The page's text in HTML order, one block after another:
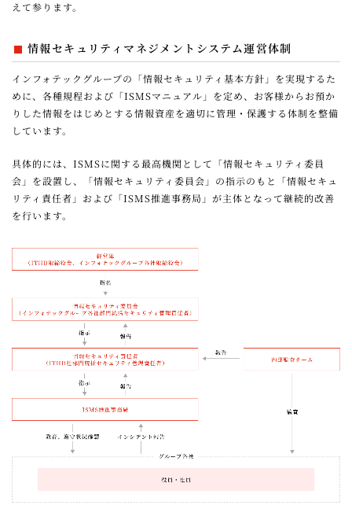
えて参ります。
情報セキュリティマネジメントシステム運営体制
インフォテックグループの「情報セキュリティ基本方針」を実現するた
めに、各種規程および「ISMSマニュアル」を定め、お客様からお預か
りした情報をはじめとする情報資産を適切に管理・保護する体制を整備
しています。
具体的には、ISMSに関する最高機関として「情報セキュリティ委員
会」を設置し、「情報セキュリティ委員会」の指示のもと「情報セキュ
リティ責任者」および「ISMS推進事務局」が主体となって継続的改善
を行います。